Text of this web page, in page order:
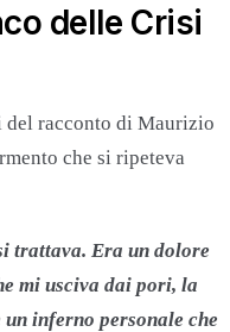
delle Crisi
racconto di Maurizio
che si ripeteva
trattava. Era un dolore
mi usciva dai pori, la
inferno personale che